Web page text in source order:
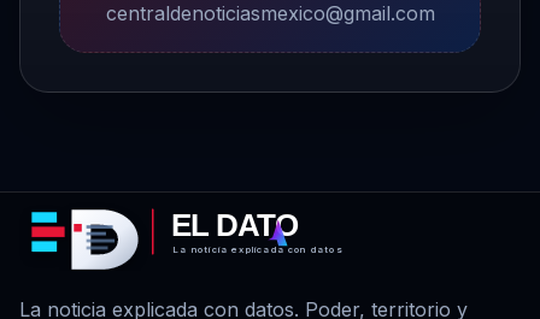
centraldenoticiasmexico@gmail.com
EL DATO
La noticia explicada con datos
La noticia explicada con datos. Poder, territorio y